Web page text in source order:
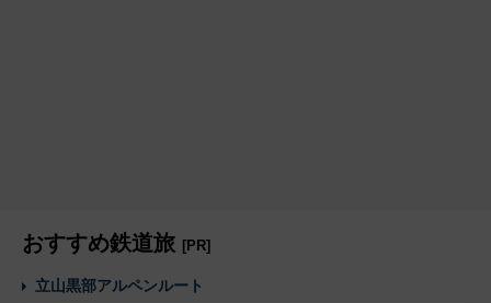
おすすめ鉄道旅 [PR]
立山黒部アルペンルート